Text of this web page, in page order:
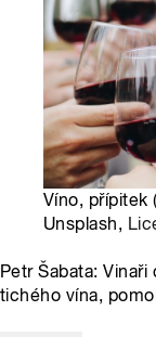
Víno, přípitek
Unsplash,
Petr Šabata:
tichého vína,